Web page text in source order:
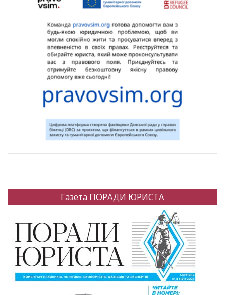
Газета ПОРАДИ ЮРИСТА